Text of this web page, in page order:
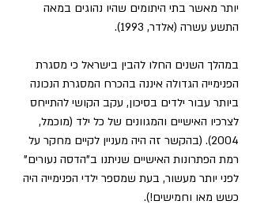
יותר מאשר בתי היתומים שהיו נהוגים במאה
התשע עשרה (אלדר, 1993).
במהלך השנים החלו להבין בישראל כי מסגרת
הפנימייה הגדולה איננה בהכרח המסגרת הנכונה
ביותר עבור ילדים בסיכון, עקב הקושי להתייחס
לצרכיו האישיים והמגוונים של כל ילד (מוכמל,
2004). (בהקשר זה היה מעניין לקיים מחקר על
רמת הפתרונות האישיים שניתנו ב"הדסה נעורים"
לפני יותר מעשור, בעת שמספר ילדי הפנימייה היה
כשש מאו וחמישים!).